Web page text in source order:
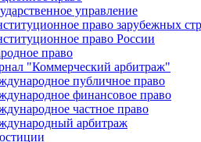
управление
право зарубежных
право России
право
"Коммерческий арбитраж"
публичное право
финансовое право
частное право
арбитраж